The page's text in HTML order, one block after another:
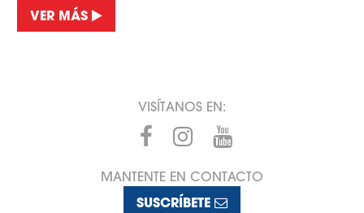
VER MÁS
VISÍTANOS EN:
MANTENTE EN CONTACTO
SUSCRÍBETE